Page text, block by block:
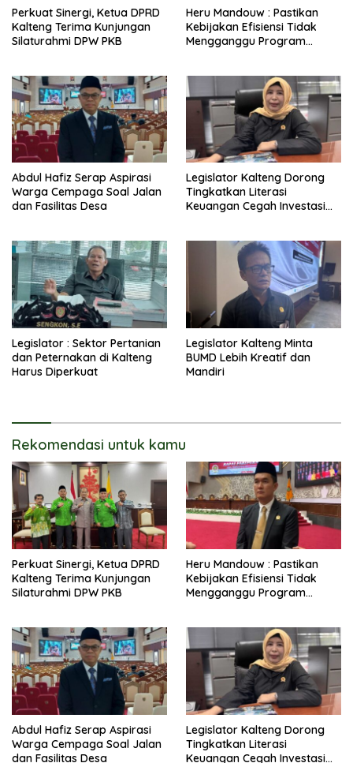
Perkuat Sinergi, Ketua DPRD
Kalteng Terima Kunjungan
Silaturahmi DPW PKB
Heru Mandouw : Pastikan
Kebijakan Efisiensi Tidak
Mengganggu Program
Abdul Hafiz Serap Aspirasi
Warga Cempaga Soal Jalan
dan Fasilitas Desa
Legislator Kalteng Dorong
Tingkatkan Literasi
Keuangan Cegah Investasi
Legislator : Sektor Pertanian
dan Peternakan di Kalteng
Harus Diperkuat
Legislator Kalteng Minta
BUMD Lebih Kreatif dan
Mandiri
Rekomendasi untuk kamu
Perkuat Sinergi, Ketua DPRD
Kalteng Terima Kunjungan
Silaturahmi DPW PKB
Heru Mandouw : Pastikan
Kebijakan Efisiensi Tidak
Mengganggu Program
Abdul Hafiz Serap Aspirasi
Warga Cempaga Soal Jalan
dan Fasilitas Desa
Legislator Kalteng Dorong
Tingkatkan Literasi
Keuangan Cegah Investasi